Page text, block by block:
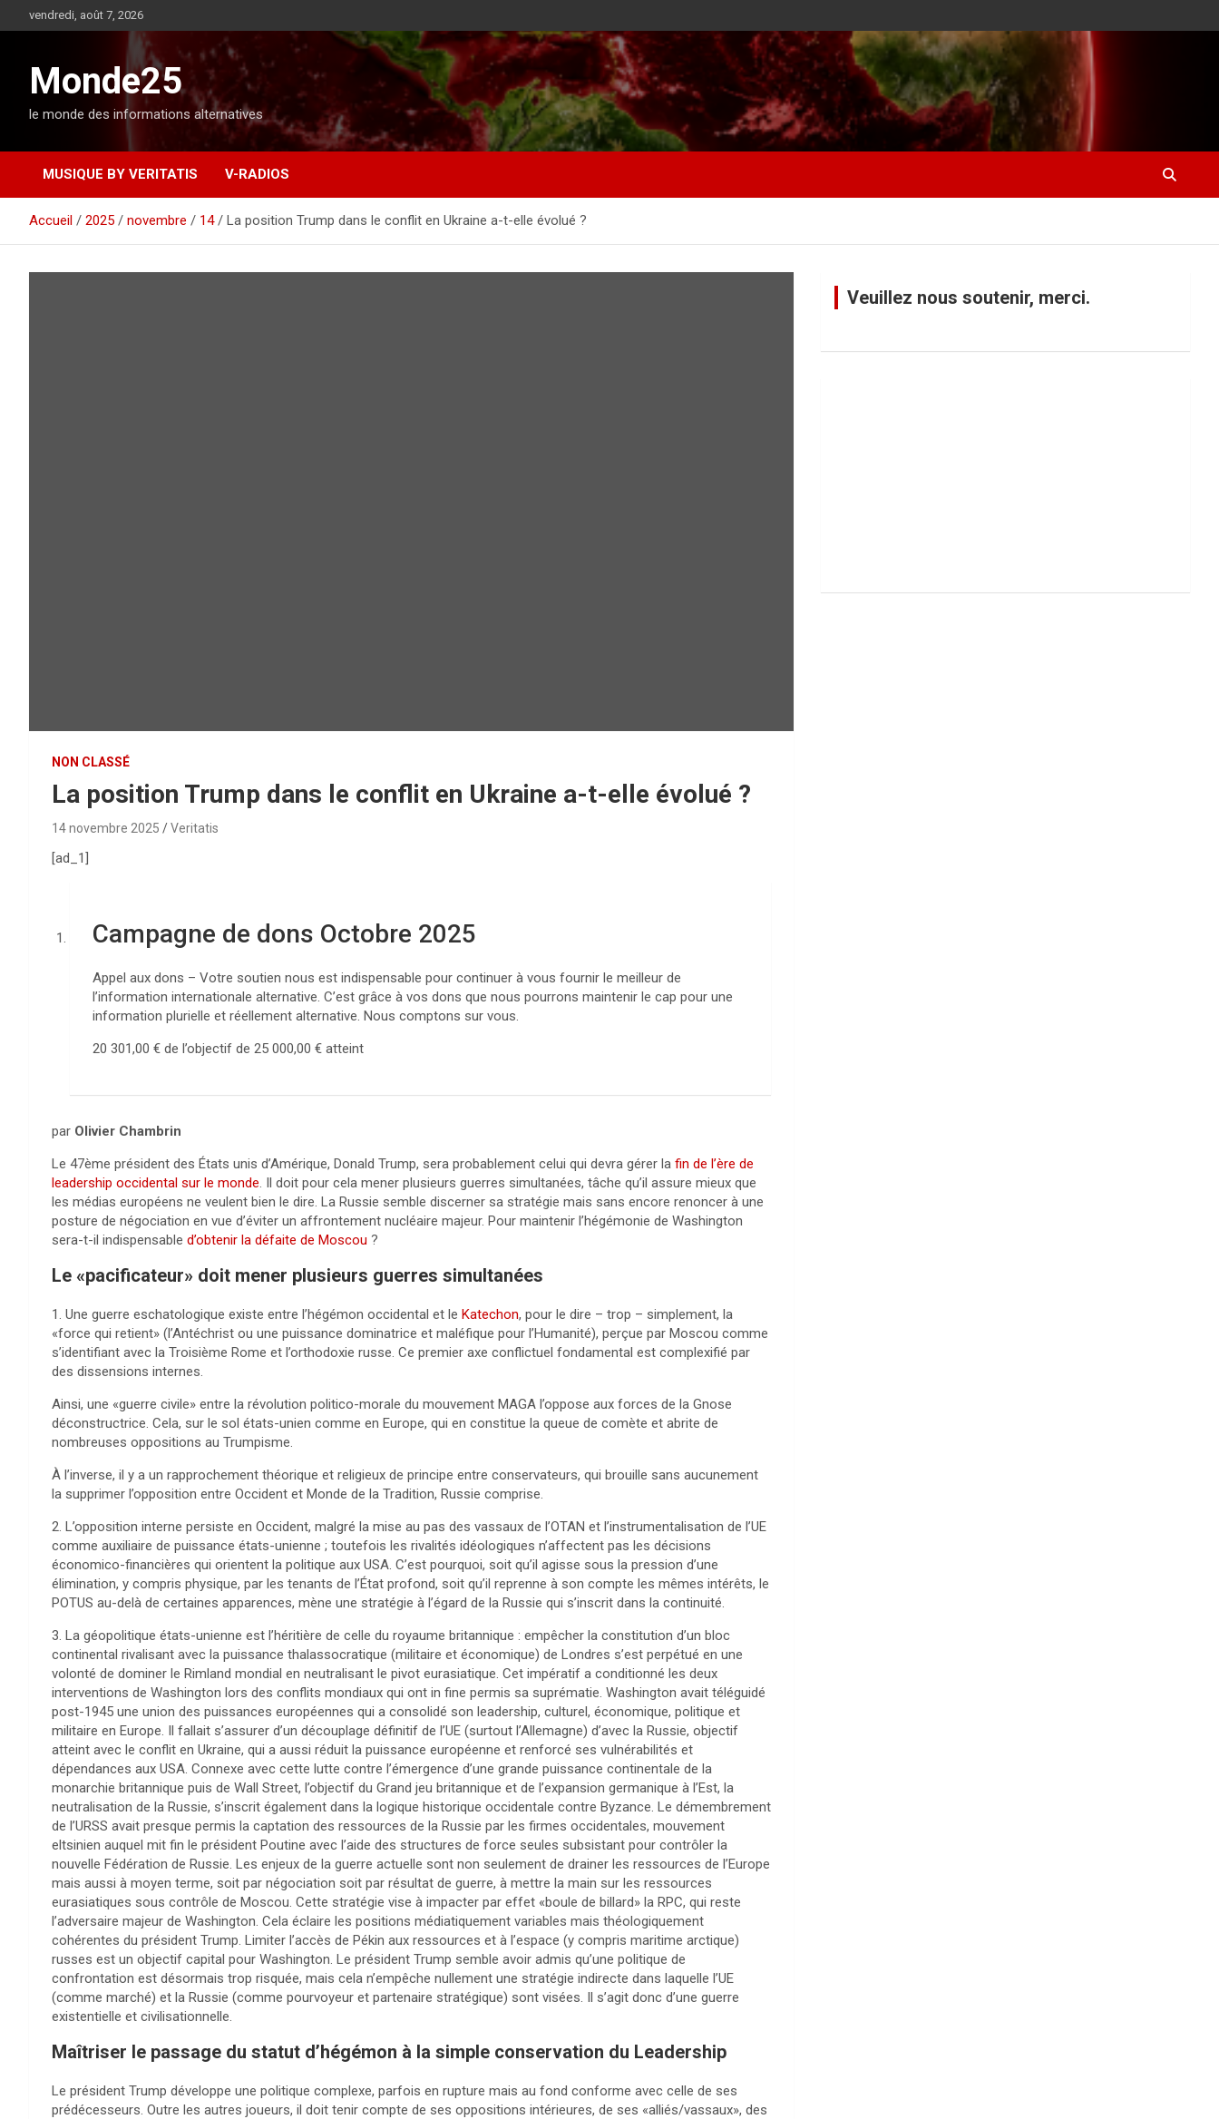
l
t
vendredi, août 7, 2026
Monde25
le monde des informations alternatives
MUSIQUE BY VERITATIS V-RADIOS
Accueil 2025 novembre 14 La position Trump dans le conflit en Ukraine a-t-elle évolué ?
NON CLASSÉ
La position Trump dans le conflit en Ukraine a-t-elle évolué ?
14 novembre 2025 Veritatis
[ad_1]
Campagne de dons Octobre 2025
Appel aux dons – Votre soutien nous est indispensable pour continuer à vous fournir le meilleur de
l’information internationale alternative. C’est grâce à vos dons que nous pourrons maintenir le cap pour une
information plurielle et réellement alternative. Nous comptons sur vous.
20 301,00 € de l’objectif de 25 000,00 € atteint
par Olivier Chambrin
Le 47ème président des États unis d’Amérique, Donald Trump, sera probablement celui qui devra gérer la fin de l’ère de
leadership occidental sur le monde. Il doit pour cela mener plusieurs guerres simultanées, tâche qu’il assure mieux que
les médias européens ne veulent bien le dire. La Russie semble discerner sa stratégie mais sans encore renoncer à une
posture de négociation en vue d’éviter un affrontement nucléaire majeur. Pour maintenir l’hégémonie de Washington
sera-t-il indispensable d’obtenir la défaite de Moscou ?
Le «pacificateur» doit mener plusieurs guerres simultanées
1. Une guerre eschatologique existe entre l’hégémon occidental et le Katechon, pour le dire – trop – simplement, la
«force qui retient» (l’Antéchrist ou une puissance dominatrice et maléfique pour l’Humanité), perçue par Moscou comme
s’identifiant avec la Troisième Rome et l’orthodoxie russe. Ce premier axe conflictuel fondamental est complexifié par
des dissensions internes.
Ainsi, une «guerre civile» entre la révolution politico-morale du mouvement MAGA l’oppose aux forces de la Gnose
déconstructrice. Cela, sur le sol états-unien comme en Europe, qui en constitue la queue de comète et abrite de
nombreuses oppositions au Trumpisme.
À l’inverse, il y a un rapprochement théorique et religieux de principe entre conservateurs, qui brouille sans aucunement
la supprimer l’opposition entre Occident et Monde de la Tradition, Russie comprise.
2. L’opposition interne persiste en Occident, malgré la mise au pas des vassaux de l’OTAN et l’instrumentalisation de l’UE
comme auxiliaire de puissance états-unienne ; toutefois les rivalités idéologiques n’affectent pas les décisions
économico-financières qui orientent la politique aux USA. C’est pourquoi, soit qu’il agisse sous la pression d’une
élimination, y compris physique, par les tenants de l’État profond, soit qu’il reprenne à son compte les mêmes intérêts, le
POTUS au-delà de certaines apparences, mène une stratégie à l’égard de la Russie qui s’inscrit dans la continuité.
3. La géopolitique états-unienne est l’héritière de celle du royaume britannique : empêcher la constitution d’un bloc
continental rivalisant avec la puissance thalassocratique (militaire et économique) de Londres s’est perpétué en une
volonté de dominer le Rimland mondial en neutralisant le pivot eurasiatique. Cet impératif a conditionné les deux
interventions de Washington lors des conflits mondiaux qui ont in fine permis sa suprématie. Washington avait téléguidé
post-1945 une union des puissances européennes qui a consolidé son leadership, culturel, économique, politique et
militaire en Europe. Il fallait s’assurer d’un découplage définitif de l’UE (surtout l’Allemagne) d’avec la Russie, objectif
atteint avec le conflit en Ukraine, qui a aussi réduit la puissance européenne et renforcé ses vulnérabilités et
dépendances aux USA. Connexe avec cette lutte contre l’émergence d’une grande puissance continentale de la
monarchie britannique puis de Wall Street, l’objectif du Grand jeu britannique et de l’expansion germanique à l’Est, la
neutralisation de la Russie, s’inscrit également dans la logique historique occidentale contre Byzance. Le démembrement
de l’URSS avait presque permis la captation des ressources de la Russie par les firmes occidentales, mouvement
eltsinien auquel mit fin le président Poutine avec l’aide des structures de force seules subsistant pour contrôler la
nouvelle Fédération de Russie. Les enjeux de la guerre actuelle sont non seulement de drainer les ressources de l’Europe
mais aussi à moyen terme, soit par négociation soit par résultat de guerre, à mettre la main sur les ressources
eurasiatiques sous contrôle de Moscou. Cette stratégie vise à impacter par effet «boule de billard» la RPC, qui reste
l’adversaire majeur de Washington. Cela éclaire les positions médiatiquement variables mais théologiquement
cohérentes du président Trump. Limiter l’accès de Pékin aux ressources et à l’espace (y compris maritime arctique)
russes est un objectif capital pour Washington. Le président Trump semble avoir admis qu’une politique de
confrontation est désormais trop risquée, mais cela n’empêche nullement une stratégie indirecte dans laquelle l’UE
(comme marché) et la Russie (comme pourvoyeur et partenaire stratégique) sont visées. Il s’agit donc d’une guerre
existentielle et civilisationnelle.
Maîtriser le passage du statut d’hégémon à la simple conservation du Leadership
Le président Trump développe une politique complexe, parfois en rupture mais au fond conforme avec celle de ses
prédécesseurs. Outre les autres joueurs, il doit tenir compte de ses oppositions intérieures, de ses «alliés/vassaux», des
Veuillez nous soutenir, merci.